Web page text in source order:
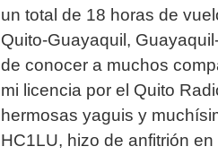
un total de 18 horas de
Quito-Guayaquil,
de conocer a muchos
mi licencia por el Quito
hermosas yaguis y
HC1LU, hizo de anfitrión